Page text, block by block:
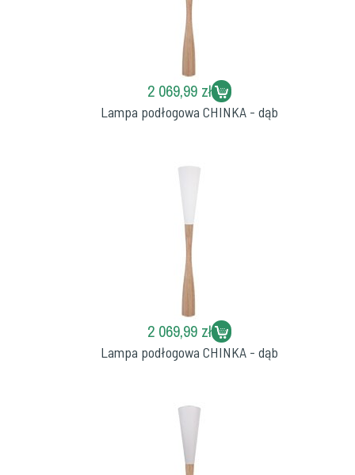
2 069,99 zł
Lampa podłogowa CHINKA - dąb
2 069,99 zł
Lampa podłogowa CHINKA - dąb